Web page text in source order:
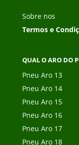
Sobre nos
Termos e
QUAL O ARO DO
Pneu Aro 13
Pneu Aro 14
Pneu Aro 15
Pneu Aro 16
Pneu Aro 17
Pneu Aro 18